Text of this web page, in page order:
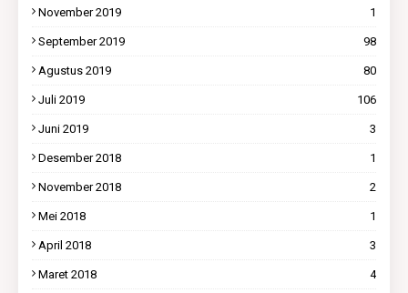
November 2019 1
September 2019 98
Agustus 2019 80
Juli 2019 106
Juni 2019 3
Desember 2018 1
November 2018 2
Mei 2018 1
April 2018 3
Maret 2018 4